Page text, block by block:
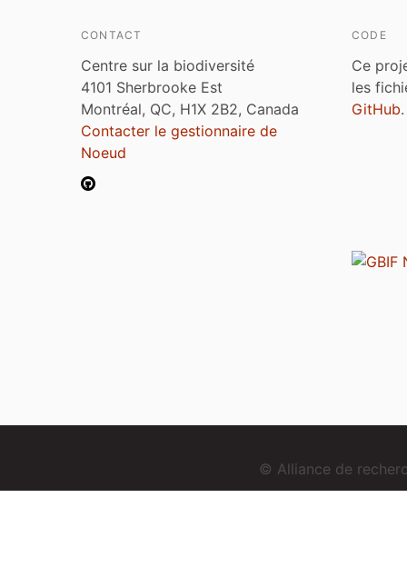
CONTACT
Centre sur la biodiversité
4101 Sherbrooke Est
Montréal, QC, H1X 2B2, Canada
Contacter le gestionnaire de
Noeud
CODE
Ce
les
GitHub.
© Alliance de